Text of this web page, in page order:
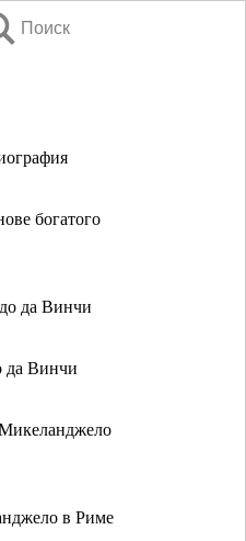
Поиск
богатого
да Винчи
да Винчи
в Риме